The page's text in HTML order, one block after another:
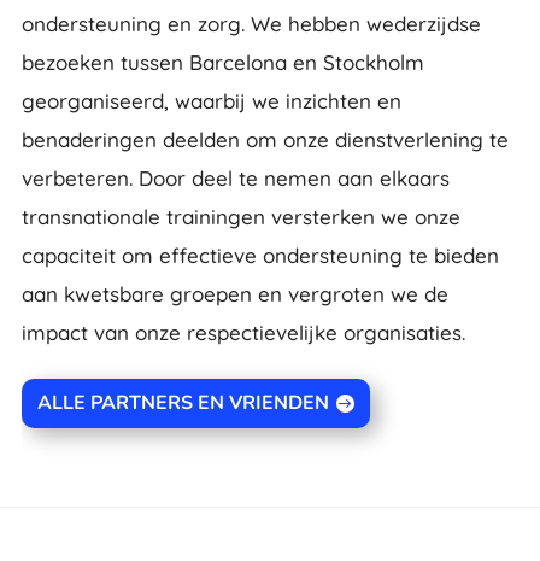
ondersteuning en zorg. We hebben wederzijdse
bezoeken tussen Barcelona en Stockholm
georganiseerd, waarbij we inzichten en
benaderingen deelden om onze dienstverlening te
verbeteren. Door deel te nemen aan elkaars
transnationale trainingen versterken we onze
capaciteit om effectieve ondersteuning te bieden
aan kwetsbare groepen en vergroten we de
impact van onze respectievelijke organisaties.
ALLE PARTNERS EN VRIENDEN